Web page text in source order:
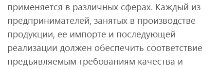
применяется в различных сферах. Каждый из
предпринимателей, занятых в производстве
продукции, ее импорте и последующей
реализации должен обеспечить соответствие
предъявляемым требованиям качества и